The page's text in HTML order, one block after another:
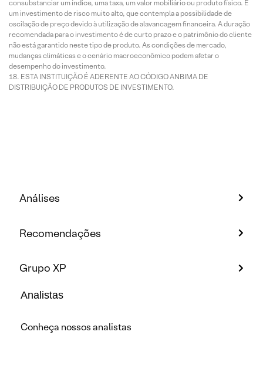
consubstanciar um índice, uma taxa, um valor mobiliário ou produto físico. É
um investimento de risco muito alto, que contempla a possibilidade de
oscilação de preço devido à utilização de alavancagem financeira. A duração
recomendada para o investimento é de curto prazo e o patrimônio do cliente
não está garantido neste tipo de produto. As condições de mercado,
mudanças climáticas e o cenário macroeconômico podem afetar o
desempenho do investimento.
ESTA INSTITUIÇÃO É ADERENTE AO CÓDIGO ANBIMA DE
DISTRIBUIÇÃO DE PRODUTOS DE INVESTIMENTO.
Análises
Recomendações
Grupo XP
Analistas
Conheça nossos analistas